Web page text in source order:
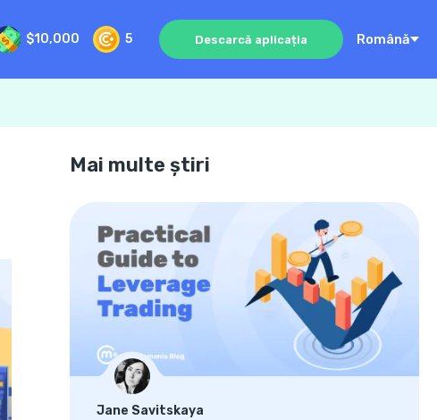
$10,000 5 Descarcă aplicația Română
Mai multe știri
Jane Savitskaya